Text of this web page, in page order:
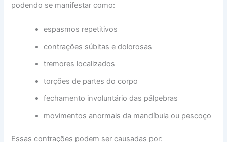
podendo se manifestar como:
espasmos repetitivos
contrações súbitas e dolorosas
tremores localizados
torções de partes do corpo
fechamento involuntário das pálpebras
movimentos anormais da mandíbula ou pescoço
Essas contrações podem ser causadas por: